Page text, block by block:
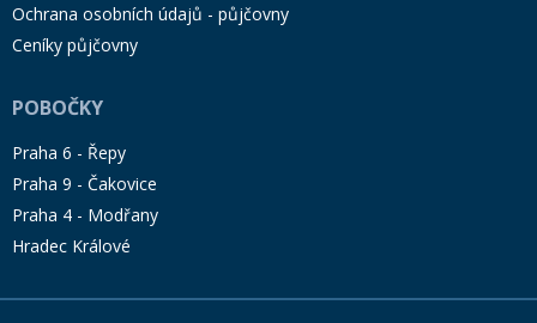
Ochrana osobních údajů - půjčovny
Ceníky půjčovny
POBOČKY
Praha 6 - Řepy
Praha 9 - Čakovice
Praha 4 - Modřany
Hradec Králové